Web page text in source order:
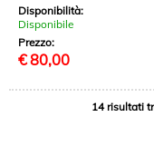
Disponibilità:
Disponibile
Prezzo:
€80,00
14 risultati